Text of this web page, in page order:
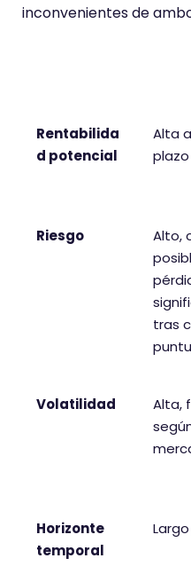
inconvenientes de
Rentabilida
d potencial
Alta
plazo
Riesgo
Alto,
tras
Volatilidad
Alta,
Horizonte
temporal